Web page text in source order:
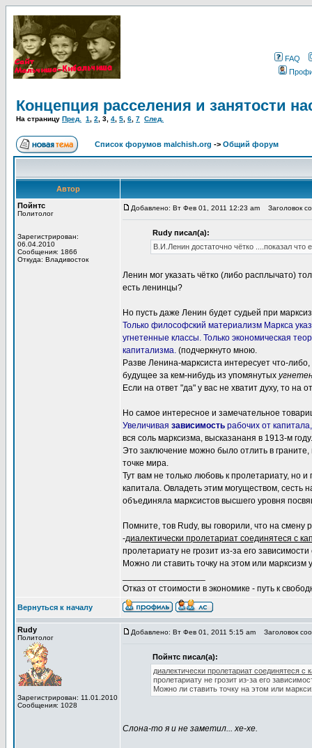
FAQ
Концепция расселения и занятости
На страницу Пред. 1 2 3 4 5 6 7 След.
Список форумов malchish.org -> Общий форум
Автор
Пойнтс
Политолог
Зарегистрирован:
06.04.2010
Сообщения: 1866
Откуда: Владивосток
Добавлено: Вт Фев 01, 2011 12:23 am Заголовок
Rudy писал(а):
В.И.Ленин достаточно чётко ....показал
Ленин мог указать чётко (либо расплычато)
есть ленинцы?
Но пусть даже Ленин будет судьей при
Только философский материализм Маркса
угнетенные классы. Только экономическая
капитализма. (подчеркнуто мною.
Разве Ленина-марксиста интересует что-
будущее за кем-нибудь из упомянутых
Если на ответ "да" у вас не хватит духу, то на
Но самое интересное и замечательное
Увеличивая зависимость рабочих от
вся соль марксизма, высказананя в 1913-м году.
Это заключение можно было отлить в
точке мира.
Тут вам не только любовь к пролетариату, но
капитала. Овладеть этим могуществом, сесть
объединяла марксистов высшего уровня
Помните, тов Rudy, вы говорили, что на
-диалектически пролетариат соединятеся с
пролетариату не грозит из-за его зависимости
Можно ли ставить точку на этом или
Отказ от стоимости в экономике - путь к
Вернуться к началу
Rudy
Политолог
Зарегистрирован: 11.01.2010
Сообщения: 1028
Добавлено: Вт Фев 01, 2011 5:15 am Заголовок
Пойнтс писал(а):
диалектически пролетариат соединятеся
пролетариату не грозит из-за его
Можно ли ставить точку на этом или
Слона-то я и не заметил... хе-хе.